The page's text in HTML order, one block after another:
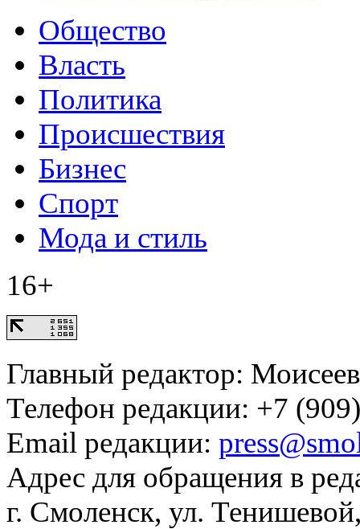
Общество
Власть
Политика
Происшествия
Бизнес
Спорт
Мода и стиль
16+
Главный редактор:
Телефон редакции: +7
Email редакции:
Адрес для обращения в
г. Смоленск, ул.